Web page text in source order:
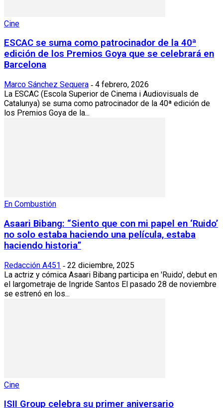
Cine
ESCAC se suma como patrocinador de la 40ª
edición de los Premios Goya que se celebrará en
Barcelona
Marco Sánchez Sequera - 4 febrero, 2026
La ESCAC (Escola Superior de Cinema i Audiovisuals de
Catalunya) se suma como patrocinador de la 40ª edición de
los Premios Goya de la...
En Combustión
Asaari Bibang: “Siento que con mi papel en ‘Ruido’
no solo estaba haciendo una película, estaba
haciendo historia”
Redacción A451 - 22 diciembre, 2025
La actriz y cómica Asaari Bibang participa en 'Ruido', debut en
el largometraje de Ingride Santos El pasado 28 de noviembre
se estrenó en los...
Cine
ISII Group celebra su primer aniversario